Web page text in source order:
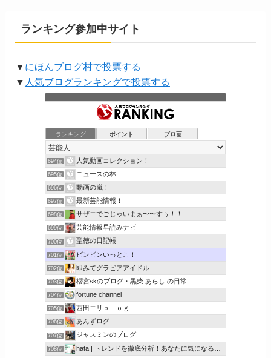
ランキング参加中サイト
▼ にほんブログ村で投票する
▼ 人気ブログランキングで投票する
ランキング ポイント ブロ画
694位 人気動画コレクション！
695位 ニュースの林
696位 動画の嵐！
697位 最新芸能情報！
698位 サザエでごじゃいまぁ〜〜すぅ！！
699位 芸能情報早読みナビ
700位 聖徳の日記帳
701位 ビンビンいっとこ！
702位 即みてグラビアアイドル
703位 櫻宮skのブログ・黒柴 あらし の日常
704位 fortune channel
705位 西田エリｂｌｏｇ
706位 あんずログ
707位 ジャスミンのブログ
708位 hata | トレンドを徹底分析！あなたに気になるここで解決